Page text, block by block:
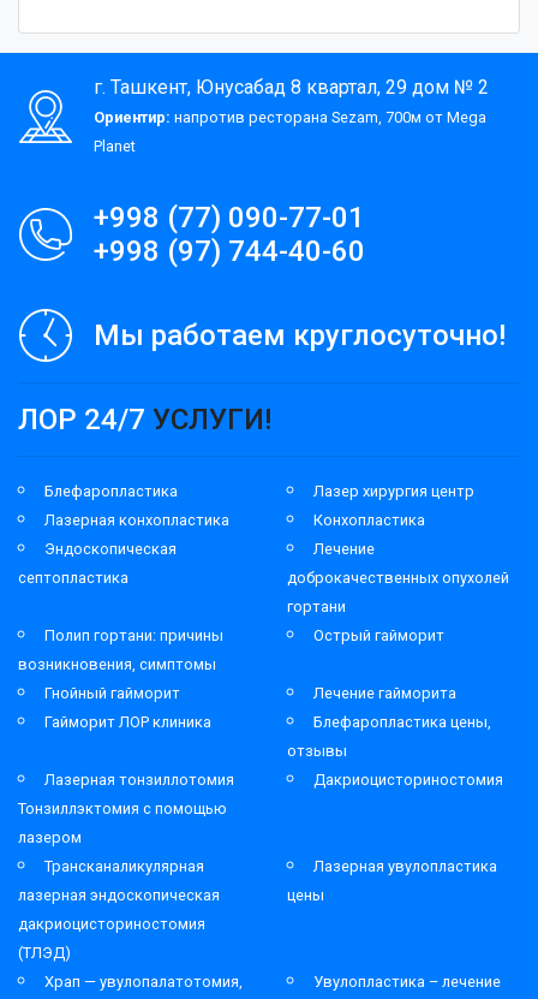
г. Ташкент, Юнусабад 8 квартал, 29 дом № 2
Ориентир: напротив ресторана Sezam, 700м от Mega
Planet
+998 (77) 090-77-01
+998 (97) 744-40-60
Мы работаем круглосуточно!
ЛОР 24/7 УСЛУГИ!
Блефаропластика
Лазер хирургия центр
Лазерная конхопластика
Конхопластика
Эндоскопическая
септопластика
Лечение
доброкачественных опухолей
гортани
Полип гортани: причины
возникновения, симптомы
Острый гайморит
Гнойный гайморит
Лечение гайморита
Гайморит ЛОР клиника
Блефаропластика цены,
отзывы
Лазерная тонзиллотомия
Тонзиллэктомия с помощью
лазером
Дакриоцисториностомия
Трансканаликулярная
лазерная эндоскопическая
дакриоцисториностомия
(ТЛЭД)
Лазерная увулопластика
цены
Храп — увулопалатотомия,
Увулопластика – лечение